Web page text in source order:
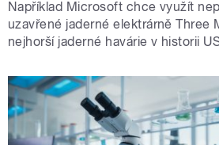
Například Microsoft chce využít
uzavřené jaderné elektrárně Three
nejhorší jaderné havárie v historii